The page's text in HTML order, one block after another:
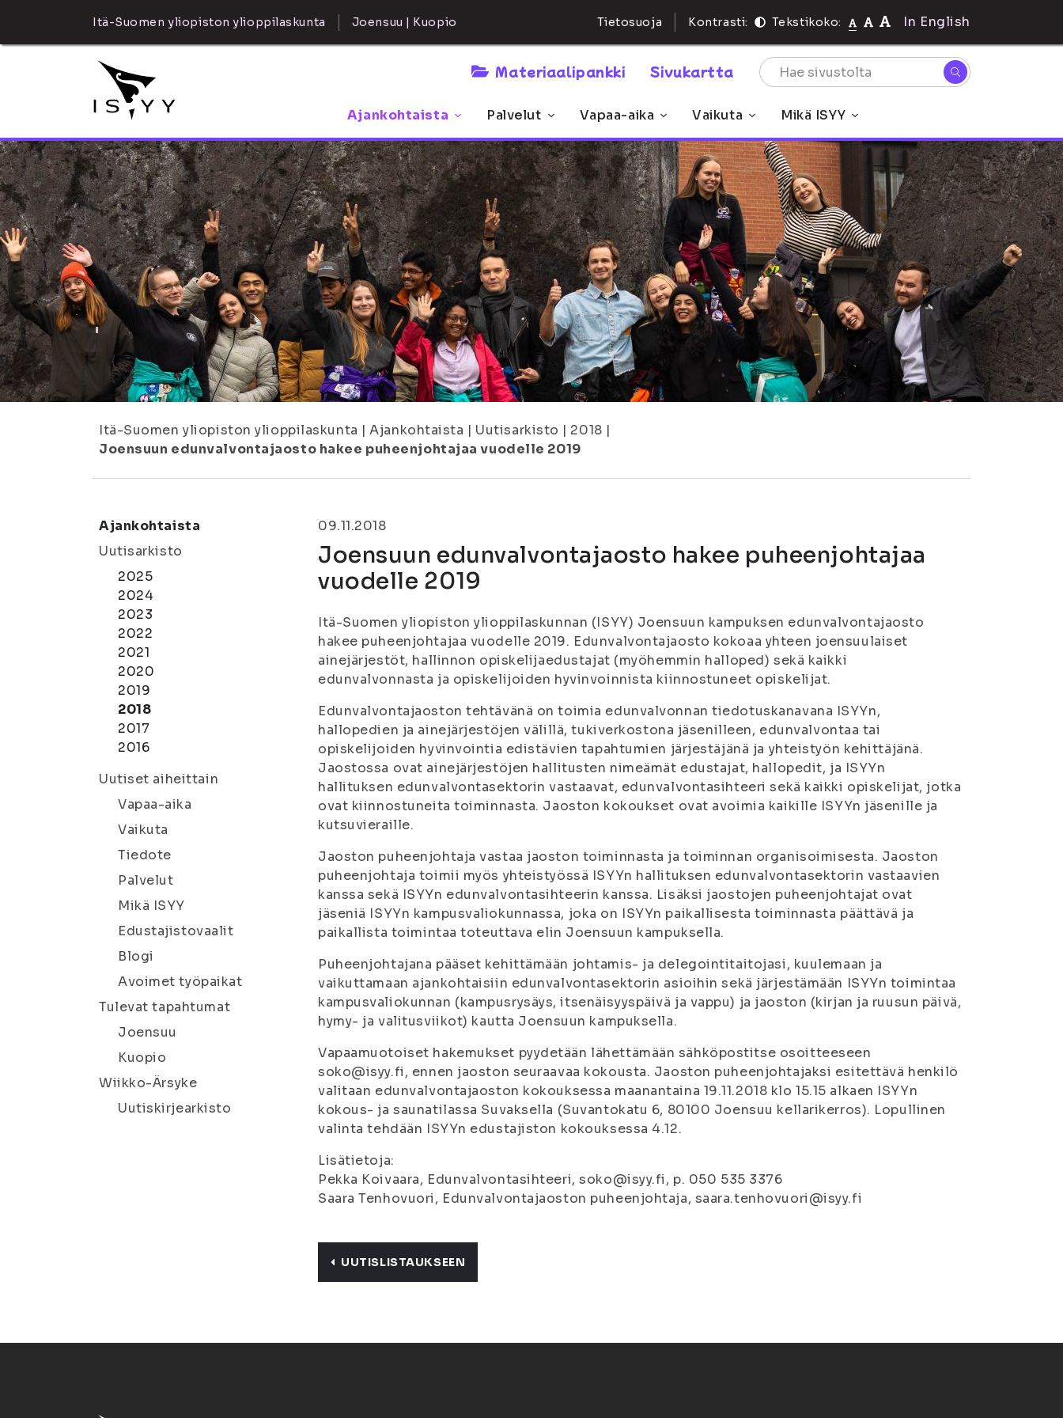
Itä-Suomen yliopiston ylioppilaskunta Joensuu | Kuopio Tietosuoja Kontrasti: Tekstikoko: In English
Materiaalipankki Sivukartta
Ajankohtaista Palvelut Vapaa-aika Vaikuta Mikä ISYY
Itä-Suomen yliopiston ylioppilaskunta | Ajankohtaista | Uutisarkisto | 2018 |
Joensuun edunvalvontajaosto hakee puheenjohtajaa vuodelle 2019
Ajankohtaista
Uutisarkisto
2025
2024
2023
2022
2021
2020
2019
2018
2017
2016
Uutiset aiheittain
Vapaa-aika
Vaikuta
Tiedote
Palvelut
Mikä ISYY
Edustajistovaalit
Blogi
Avoimet työpaikat
Tulevat tapahtumat
Joensuu
Kuopio
Wiikko-Ärsyke
Uutiskirjearkisto
09.11.2018
Joensuun edunvalvontajaosto hakee puheenjohtajaa
vuodelle 2019
Itä-Suomen yliopiston ylioppilaskunnan (ISYY) Joensuun kampuksen edunvalvontajaosto
hakee puheenjohtajaa vuodelle 2019. Edunvalvontajaosto kokoaa yhteen joensuulaiset
ainejärjestöt, hallinnon opiskelijaedustajat (myöhemmin halloped) sekä kaikki
edunvalvonnasta ja opiskelijoiden hyvinvoinnista kiinnostuneet opiskelijat.
Edunvalvontajaoston tehtävänä on toimia edunvalvonnan tiedotuskanavana ISYYn,
hallopedien ja ainejärjestöjen välillä, tukiverkostona jäsenilleen, edunvalvontaa tai
opiskelijoiden hyvinvointia edistävien tapahtumien järjestäjänä ja yhteistyön kehittäjänä.
Jaostossa ovat ainejärjestöjen hallitusten nimeämät edustajat, hallopedit, ja ISYYn
hallituksen edunvalvontasektorin vastaavat, edunvalvontasihteeri sekä kaikki opiskelijat, jotka
ovat kiinnostuneita toiminnasta. Jaoston kokoukset ovat avoimia kaikille ISYYn jäsenille ja
kutsuvieraille.
Jaoston puheenjohtaja vastaa jaoston toiminnasta ja toiminnan organisoimisesta. Jaoston
puheenjohtaja toimii myös yhteistyössä ISYYn hallituksen edunvalvontasektorin vastaavien
kanssa sekä ISYYn edunvalvontasihteerin kanssa. Lisäksi jaostojen puheenjohtajat ovat
jäseniä ISYYn kampusvaliokunnassa, joka on ISYYn paikallisesta toiminnasta päättävä ja
paikallista toimintaa toteuttava elin Joensuun kampuksella.
Puheenjohtajana pääset kehittämään johtamis- ja delegointitaitojasi, kuulemaan ja
vaikuttamaan ajankohtaisiin edunvalvontasektorin asioihin sekä järjestämään ISYYn toimintaa
kampusvaliokunnan (kampusrysäys, itsenäisyyspäivä ja vappu) ja jaoston (kirjan ja ruusun päivä,
hymy- ja valitusviikot) kautta Joensuun kampuksella.
Vapaamuotoiset hakemukset pyydetään lähettämään sähköpostitse osoitteeseen
soko@isyy.fi, ennen jaoston seuraavaa kokousta. Jaoston puheenjohtajaksi esitettävä henkilö
valitaan edunvalvontajaoston kokouksessa maanantaina 19.11.2018 klo 15.15 alkaen ISYYn
kokous- ja saunatilassa Suvaksella (Suvantokatu 6, 80100 Joensuu kellarikerros). Lopullinen
valinta tehdään ISYYn edustajiston kokouksessa 4.12.
Lisätietoja:
Pekka Koivaara, Edunvalvontasihteeri, soko@isyy.fi, p. 050 535 3376
Saara Tenhovuori, Edunvalvontajaoston puheenjohtaja, saara.tenhovuori@isyy.fi
UUTISLISTAUKSEEN